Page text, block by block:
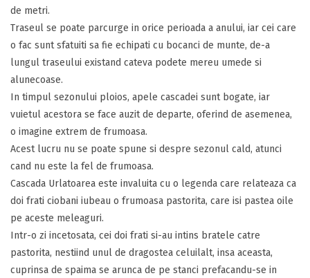
de metri.
Traseul se poate parcurge in orice perioada a anului, iar cei care
o fac sunt sfatuiti sa fie echipati cu bocanci de munte, de-a
lungul traseului existand cateva podete mereu umede si
alunecoase.
In timpul sezonului ploios, apele cascadei sunt bogate, iar
vuietul acestora se face auzit de departe, oferind de asemenea,
o imagine extrem de frumoasa.
Acest lucru nu se poate spune si despre sezonul cald, atunci
cand nu este la fel de frumoasa.
Cascada Urlatoarea este invaluita cu o legenda care relateaza ca
doi frati ciobani iubeau o frumoasa pastorita, care isi pastea oile
pe aceste meleaguri.
Intr-o zi incetosata, cei doi frati si-au intins bratele catre
pastorita, nestiind unul de dragostea celuilalt, insa aceasta,
cuprinsa de spaima se arunca de pe stanci prefacandu-se in